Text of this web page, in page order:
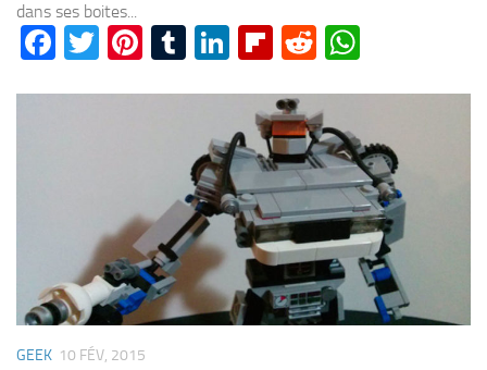
dans ses boites...
Facebook
Twitter
Pinterest
Tumblr
LinkedIn
Flipboard
Reddit
GEEK 10 FÉV, 2015